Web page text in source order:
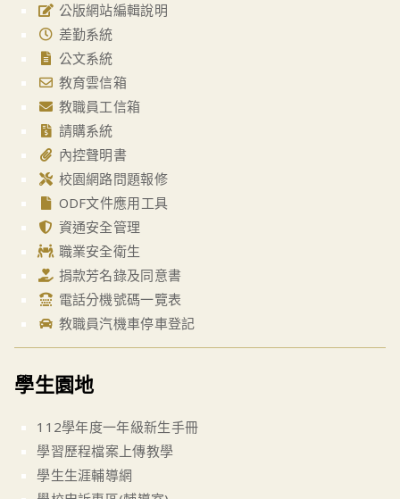
公版網站編輯說明
差勤系統
公文系統
教育雲信箱
教職員工信箱
請購系統
內控聲明書
校園網路問題報修
ODF文件應用工具
資通安全管理
職業安全衛生
捐款芳名錄及同意書
電話分機號碼一覽表
教職員汽機車停車登記
學生園地
112學年度一年級新生手冊
學習歷程檔案上傳教學
學生生涯輔導網